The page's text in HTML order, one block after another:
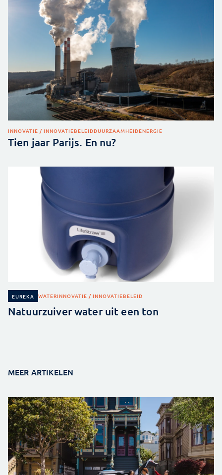
INNOVATIE / INNOVATIEBELEIDDUURZAAMHEIDENERGIE
Tien jaar Parijs. En nu?
EUREKA WATERINNOVATIE / INNOVATIEBELEID
Natuurzuiver water uit een ton
MEER ARTIKELEN